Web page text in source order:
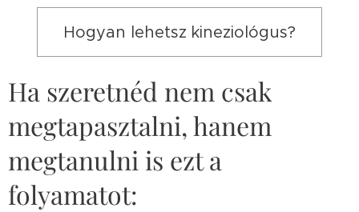
Hogyan lehetsz kineziológus?
Ha szeretnéd nem csak
megtapasztalni, hanem
megtanulni is ezt a
folyamatot: